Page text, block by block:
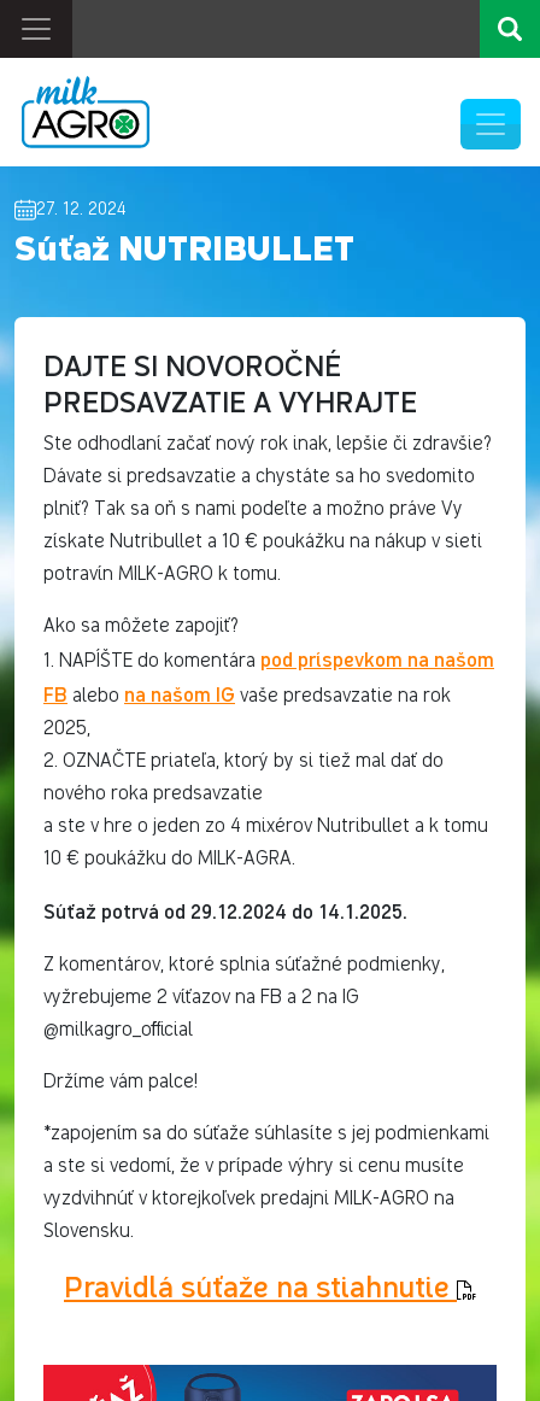
27. 12. 2024
Súťaž NUTRIBULLET
DAJTE SI NOVOROČNÉ
PREDSAVZATIE A VYHRAJTE
Ste odhodlaní začať nový rok inak, lepšie či zdravšie?
Dávate si predsavzatie a chystáte sa ho svedomito
plniť? Tak sa oň s nami podeľte a možno práve Vy
získate Nutribullet a 10 € poukážku na nákup v sieti
potravín MILK-AGRO k tomu.
Ako sa môžete zapojiť?
1. NAPÍŠTE do komentára pod príspevkom na našom
FB alebo na našom IG vaše predsavzatie na rok
2025,
2. OZNAČTE priateľa, ktorý by si tiež mal dať do
nového roka predsavzatie
a ste v hre o jeden zo 4 mixérov Nutribullet a k tomu
10 € poukážku do MILK-AGRA.
Súťaž potrvá od 29.12.2024 do 14.1.2025.
Z komentárov, ktoré splnia súťažné podmienky,
vyžrebujeme 2 víťazov na FB a 2 na IG
@milkagro_official
Držíme vám palce!
*zapojením sa do súťaže súhlasíte s jej podmienkami
a ste si vedomí, že v prípade výhry si cenu musíte
vyzdvihnúť v ktorejkoľvek predajni MILK-AGRO na
Slovensku.
Pravidlá súťaže na stiahnutie